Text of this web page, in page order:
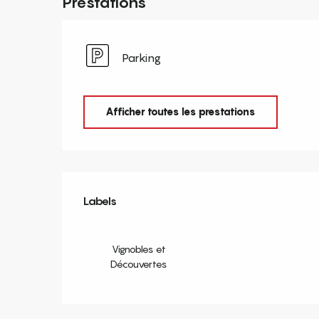
Parking
Afficher toutes les prestations
Offres de
Labels
Labels
Vignobles et
Découvertes